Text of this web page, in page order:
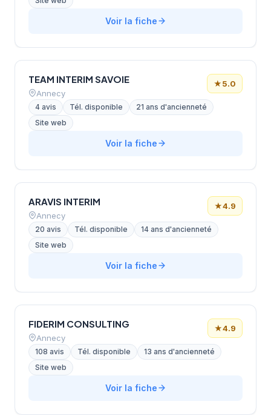
Voir la fiche
TEAM INTERIM SAVOIE
Annecy
★5.0
4 avis Tél. disponible
21 ans d'ancienneté
Site web
Voir la fiche
ARAVIS INTERIM
Annecy
★4.9
20 avis Tél. disponible
14 ans d'ancienneté
Site web
Voir la fiche
FIDERIM CONSULTING
Annecy
★4.9
108 avis Tél. disponible
13 ans d'ancienneté
Site web
Voir la fiche